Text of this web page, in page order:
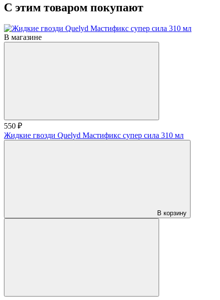
С этим товаром покупают
В магазине
550 ₽
Жидкие гвозди Quelyd Мастификс супер сила 310 мл
В корзину